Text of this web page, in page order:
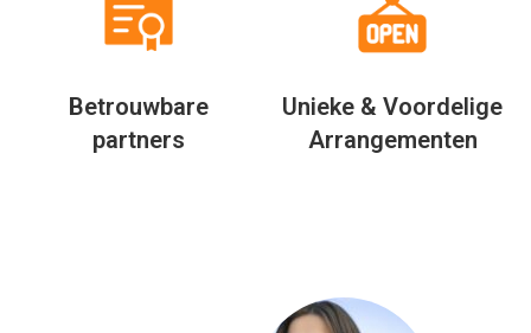
Betrouwbare
partners
Unieke & Voordelige
Arrangementen